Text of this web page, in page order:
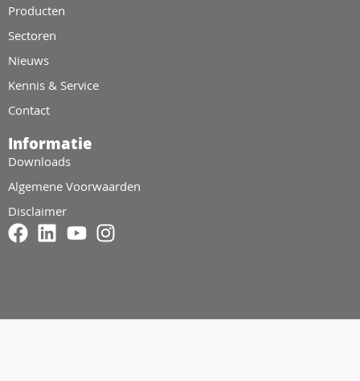
Informatie
Downloads
Algemene Voorwaarden
Disclaimer
Producten
Sectoren
Nieuws
Kennis & Service
Contact